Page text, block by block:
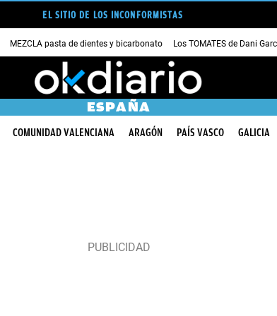
EL SITIO DE LOS INCONFORMISTAS
MEZCLA pasta de dientes y bicarbonato Los TOMATES de Dani
ESPAÑA
COMUNIDAD VALENCIANA ARAGÓN PAÍS VASCO GALICIA